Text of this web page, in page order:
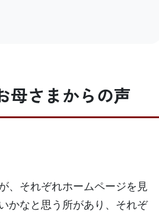
母さまからの声
、それぞれホームページを見
かなと思う所があり、それぞ